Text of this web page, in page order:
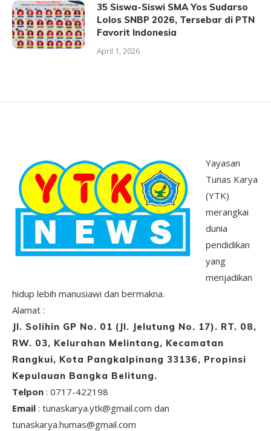
35 Siswa-Siswi SMA Yos Sudarso
Lolos SNBP 2026, Tersebar di PTN
Favorit Indonesia
April 1, 2026
Yayasan
Tunas Karya
(YTK)
merangkai
dunia
pendidikan
yang
menjadikan
hidup lebih manusiawi dan bermakna.
Alamat :
Jl. Solihin GP No. 01 (Jl. Jelutung No. 17). RT. 08,
RW. 03, Kelurahan Melintang, Kecamatan
Rangkui, Kota Pangkalpinang 33136, Propinsi
Kepulauan Bangka Belitung.
Telpon : 0717-422198
Email : tunaskarya.ytk@gmail.com dan
tunaskarya.humas@gmail.com